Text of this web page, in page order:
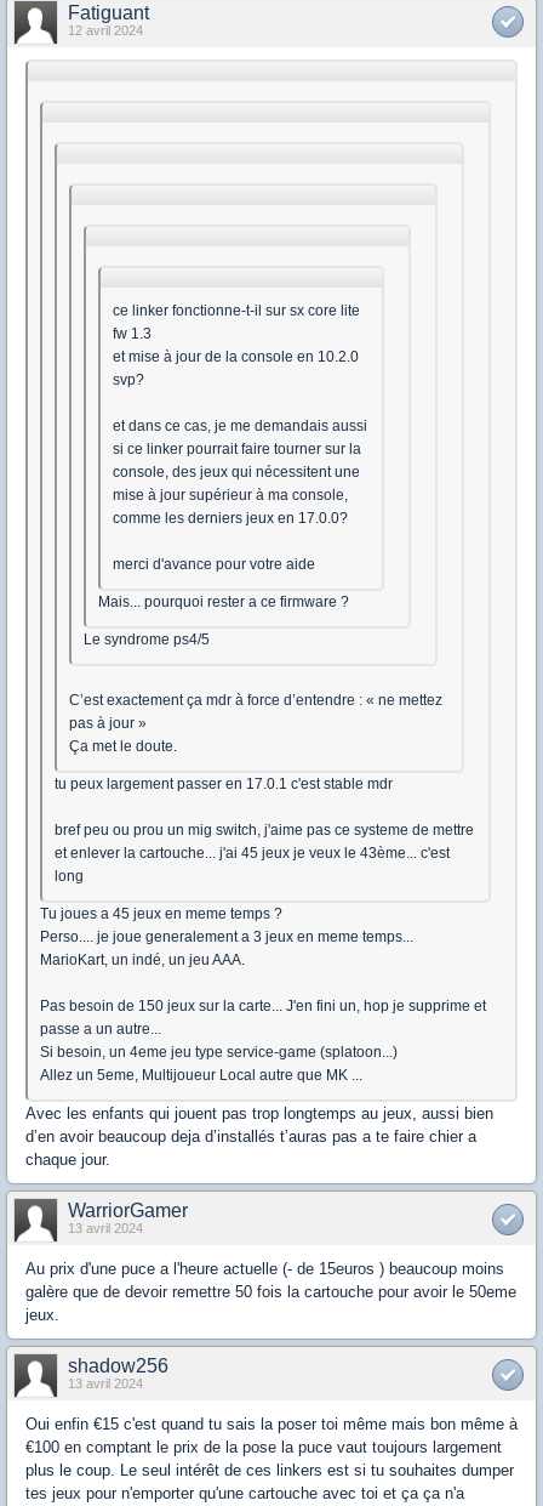
Fatiguant
12 avril 2024
ce linker fonctionne-t-il sur sx core lite
fw 1.3
et mise à jour de la console en 10.2.0
svp?
et dans ce cas, je me demandais aussi
si ce linker pourrait faire tourner sur la
console, des jeux qui nécessitent une
mise à jour supérieur à ma console,
comme les derniers jeux en 17.0.0?
merci d'avance pour votre aide
Mais... pourquoi rester a ce firmware ?
Le syndrome ps4/5
C’est exactement ça mdr à force d’entendre : « ne mettez
pas à jour »
Ça met le doute.
tu peux largement passer en 17.0.1 c'est stable mdr
bref peu ou prou un mig switch, j'aime pas ce systeme de mettre
et enlever la cartouche... j'ai 45 jeux je veux le 43ème... c'est
long
Tu joues a 45 jeux en meme temps ?
Perso.... je joue generalement a 3 jeux en meme temps...
MarioKart, un indé, un jeu AAA.
Pas besoin de 150 jeux sur la carte... J'en fini un, hop je supprime et
passe a un autre...
Si besoin, un 4eme jeu type service-game (splatoon...)
Allez un 5eme, Multijoueur Local autre que MK ...
Avec les enfants qui jouent pas trop longtemps au jeux, aussi bien
d’en avoir beaucoup deja d’installés t’auras pas a te faire chier a
chaque jour.
WarriorGamer
13 avril 2024
Au prix d'une puce a l'heure actuelle (- de 15euros ) beaucoup moins
galère que de devoir remettre 50 fois la cartouche pour avoir le 50eme
jeux.
shadow256
13 avril 2024
Oui enfin €15 c'est quand tu sais la poser toi même mais bon même à
€100 en comptant le prix de la pose la puce vaut toujours largement
plus le coup. Le seul intérêt de ces linkers est si tu souhaites dumper
tes jeux pour n'emporter qu'une cartouche avec toi et ça ça n'a